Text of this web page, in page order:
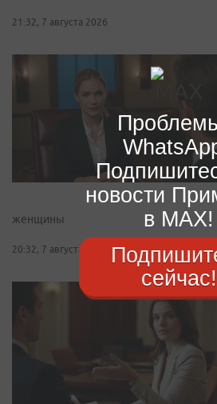
21:32, 7 августа 2026
женщины
20:32, 7 августа 2026
новости
в MAX!
сейчас!